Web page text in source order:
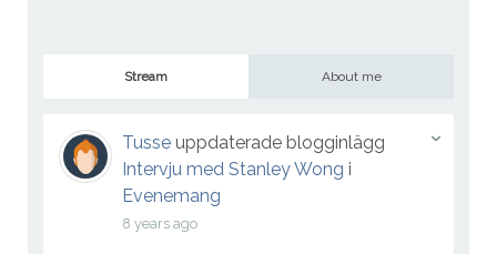
Stream About me
Tusseuppdaterade blogginlägg
Intervju med Stanley Wong i
Evenemang
8 years ago